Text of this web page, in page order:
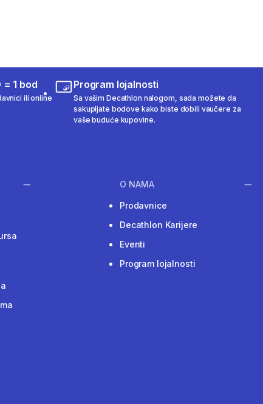
= 1 bod
ili online
Program lojalnosti
Sa vašim Decathlon nalogom, sada možete da
sakupljate bodove kako biste dobili vaučere za
vaše buduće kupovine.
O NAMA
Prodavnice
Decathlon Karijere
Eventi
Program lojalnosti